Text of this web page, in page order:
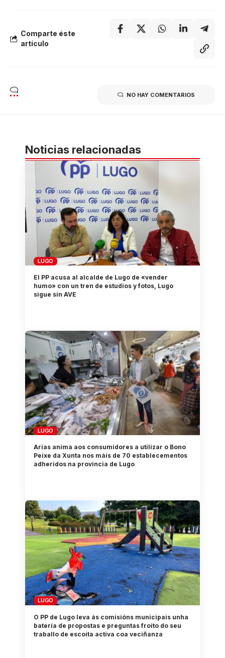
Comparte éste
artículo
NO HAY COMENTARIOS
Noticias relacionadas
LUGO
El PP acusa al alcalde de Lugo de «vender
humo» con un tren de estudios y fotos, Lugo
sigue sin AVE
LUGO
Arias anima aos consumidores a utilizar o Bono
Peixe da Xunta nos máis de 70 establecementos
adheridos na provincia de Lugo
LUGO
O PP de Lugo leva ás comisións municipais unha
batería de propostas e preguntas froito do seu
traballo de escoita activa coa veciñanza